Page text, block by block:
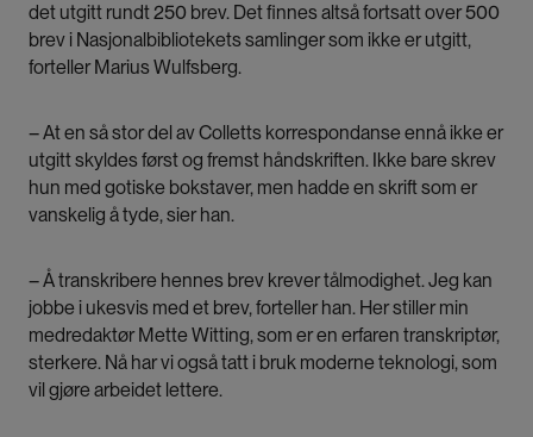
det utgitt rundt 250 brev. Det finnes altså fortsatt over 500
brev i Nasjonalbibliotekets samlinger som ikke er utgitt,
forteller Marius Wulfsberg.
– At en så stor del av Colletts korrespondanse ennå ikke er
utgitt skyldes først og fremst håndskriften. Ikke bare skrev
hun med gotiske bokstaver, men hadde en skrift som er
vanskelig å tyde, sier han.
– Å transkribere hennes brev krever tålmodighet. Jeg kan
jobbe i ukesvis med et brev, forteller han. Her stiller min
medredaktør Mette Witting, som er en erfaren transkriptør,
sterkere. Nå har vi også tatt i bruk moderne teknologi, som
vil gjøre arbeidet lettere.